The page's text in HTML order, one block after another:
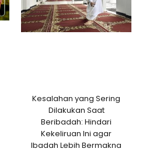
Kesalahan yang Sering
Dilakukan Saat
Beribadah: Hindari
Kekeliruan Ini agar
Ibadah Lebih Bermakna